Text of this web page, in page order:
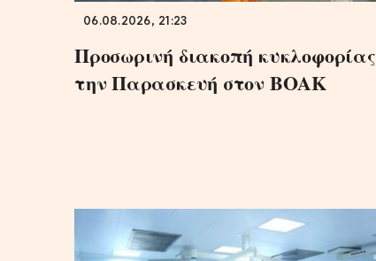
06.08.2026, 21:23
Προσωρινή διακοπή κυκλοφορίας
την Παρασκευή στον ΒΟΑΚ